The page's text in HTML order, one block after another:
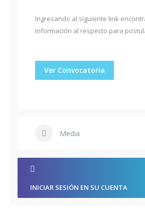
Ingresando al siguiente link
información al respecto para
Ver Convocatoria
Media
INICIAR SESIÓN EN SU CUENTA